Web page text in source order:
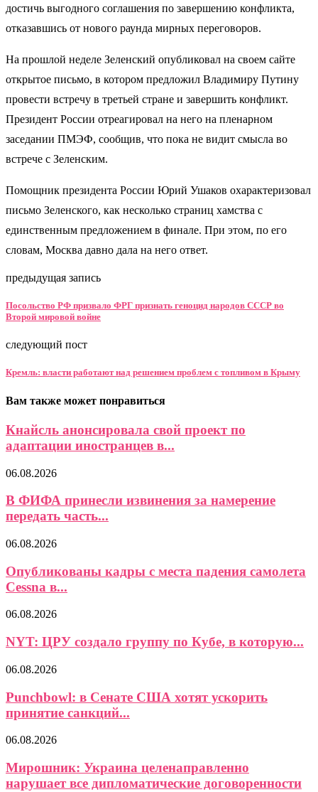
достичь выгодного соглашения по завершению конфликта,
отказавшись от нового раунда мирных переговоров.
На прошлой неделе Зеленский опубликовал на своем сайте
открытое письмо, в котором предложил Владимиру Путину
провести встречу в третьей стране и завершить конфликт.
Президент России отреагировал на него на пленарном
заседании ПМЭФ, сообщив, что пока не видит смысла во
встрече с Зеленским.
Помощник президента России Юрий Ушаков охарактеризовал
письмо Зеленского, как несколько страниц хамства с
единственным предложением в финале. При этом, по его
словам, Москва давно дала на него ответ.
предыдущая запись
Посольство РФ призвало ФРГ признать геноцид народов СССР во
Второй мировой войне
следующий пост
Кремль: власти работают над решением проблем с топливом в Крыму
Вам также может понравиться
Кнайсль анонсировала свой проект по
адаптации иностранцев в...
06.08.2026
В ФИФА принесли извинения за намерение
передать часть...
06.08.2026
Опубликованы кадры с места падения самолета
Cessna в...
06.08.2026
NYT: ЦРУ создало группу по Кубе, в которую...
06.08.2026
Punchbowl: в Сенате США хотят ускорить
принятие санкций...
06.08.2026
Мирошник: Украина целенаправленно
нарушает все дипломатические договоренности